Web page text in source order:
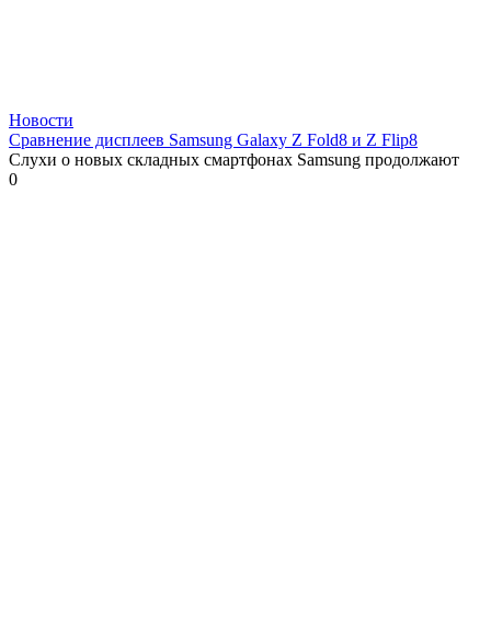
Новости
Сравнение дисплеев Samsung Galaxy Z Fold8 и Z Flip8
Слухи о новых складных смартфонах Samsung продолжают
0